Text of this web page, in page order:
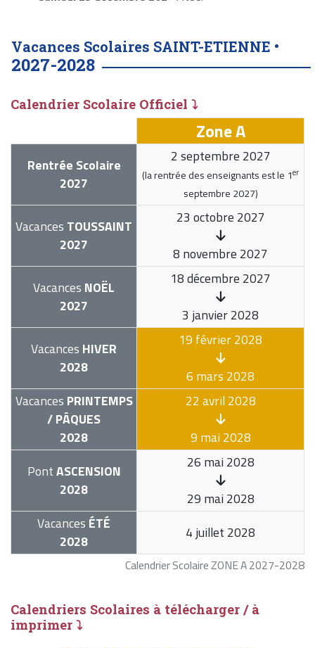
Vacances Scolaires SAINT-ETIENNE •
2027-2028
Calendrier Scolaire Officiel ⤵
Calendrier Scolaire ZONE A 2027-2028
Zone A
Rentrée Scolaire
2027
2 septembre 2027
(la rentrée des enseignants est le 1er
septembre 2027)
Vacances TOUSSAINT
2027
23 octobre 2027
8 novembre 2027
Vacances NOËL
2027
18 décembre 2027
3 janvier 2028
Vacances HIVER
2028
19 février 2028
6 mars 2028
Vacances PRINTEMPS
/ PÂQUES
2028
22 avril 2028
9 mai 2028
PontASCENSION
2028
26 mai 2028
29 mai 2028
Vacances ÉTÉ
2028
4 juillet 2028
Calendriers Scolaires à télécharger / à
imprimer ⤵